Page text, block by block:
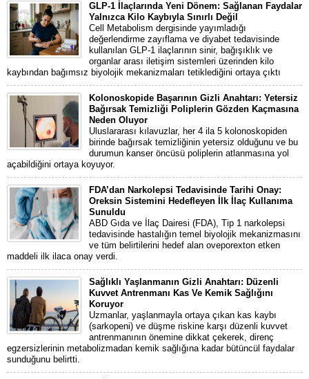
GLP-1 İlaçlarında Yeni Dönem: Sağlanan Faydalar
Yalnızca Kilo Kaybıyla Sınırlı Değil
Cell Metabolism dergisinde yayımladığı
değerlendirme zayıflama ve diyabet tedavisinde
kullanılan GLP-1 ilaçlarının sinir, bağışıklık ve
organlar arası iletişim sistemleri üzerinden kilo
kaybından bağımsız biyolojik mekanizmaları tetiklediğini ortaya çıktı
Kolonoskopide Başarının Gizli Anahtarı: Yetersiz
Bağırsak Temizliği Poliplerin Gözden Kaçmasına
Neden Oluyor
Uluslararası kılavuzlar, her 4 ila 5 kolonoskopiden
birinde bağırsak temizliğinin yetersiz olduğunu ve bu
durumun kanser öncüsü poliplerin atlanmasına yol
açabildiğini ortaya koyuyor.
FDA’dan Narkolepsi Tedavisinde Tarihi Onay:
Oreksin Sistemini Hedefleyen İlk İlaç Kullanıma
Sunuldu
ABD Gıda ve İlaç Dairesi (FDA), Tip 1 narkolepsi
tedavisinde hastalığın temel biyolojik mekanizmasını
ve tüm belirtilerini hedef alan oveporexton etken
maddeli ilk ilaca onay verdi.
Sağlıklı Yaşlanmanın Gizli Anahtarı: Düzenli
Kuvvet Antrenmanı Kas Ve Kemik Sağlığını
Koruyor
Uzmanlar, yaşlanmayla ortaya çıkan kas kaybı
(sarkopeni) ve düşme riskine karşı düzenli kuvvet
antrenmanının önemine dikkat çekerek, direnç
egzersizlerinin metabolizmadan kemik sağlığına kadar bütüncül faydalar
sunduğunu belirtti.